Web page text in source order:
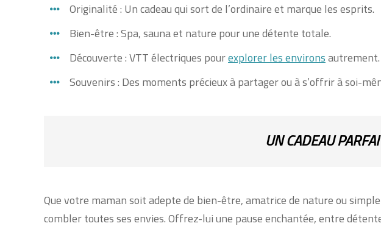
Originalité : Un cadeau qui sort de l’ordinaire et marque les esprits.
Bien-être : Spa, sauna et nature pour une détente totale.
Découverte : VTT électriques pourexplorer les environsautrement.
Souvenirs : Des moments précieux à partager ou à s’offrir à soi-
UN CADEAU
Que votre maman soit adepte de bien-être, amatrice de nature ou
combler toutes ses envies. Offrez-lui une pause enchantée, entre